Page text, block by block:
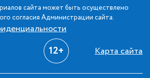
сайта может быть осуществлено
согласия Администрации сайта.
12+ Карта сайта